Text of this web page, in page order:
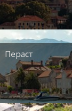
Пераст